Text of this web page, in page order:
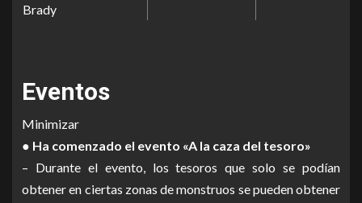
Brady
Eventos
Minimizar
● Ha comenzado el evento «A la caza del tesoro»
– Durante el evento, los tesoros que solo se podían
obtener en ciertas zonas de monstruos se pueden obtener